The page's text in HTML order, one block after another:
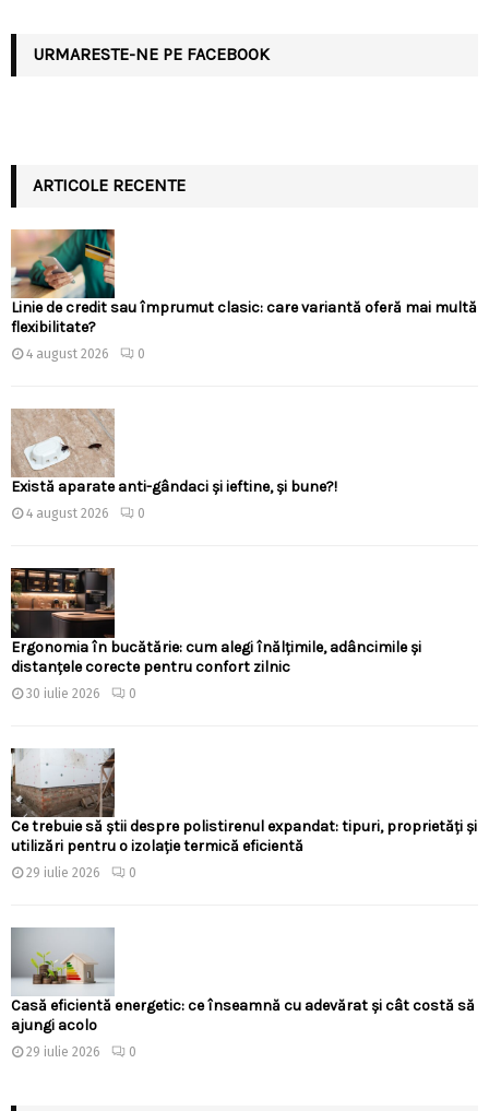
URMARESTE-NE PE FACEBOOK
ARTICOLE RECENTE
Linie de credit sau împrumut clasic: care variantă oferă mai multă
flexibilitate?
4 august 2026 0
Există aparate anti-gândaci și ieftine, și bune?!
4 august 2026 0
Ergonomia în bucătărie: cum alegi înălțimile, adâncimile și
distanțele corecte pentru confort zilnic
30 iulie 2026 0
Ce trebuie să știi despre polistirenul expandat: tipuri, proprietăți și
utilizări pentru o izolație termică eficientă
29 iulie 2026 0
Casă eficientă energetic: ce înseamnă cu adevărat și cât costă să
ajungi acolo
29 iulie 2026 0